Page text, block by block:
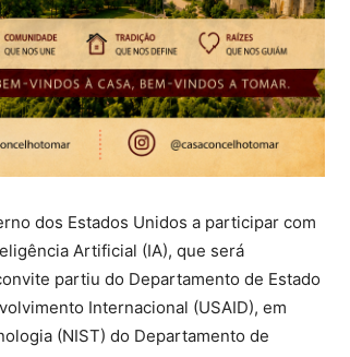
dos Estados Unidos a participar com
Artificial (IA), que será
partiu do Departamento de Estado
Internacional (USAID), em
(NIST) do Departamento de